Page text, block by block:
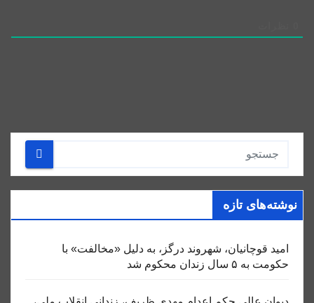
نوشته‌های تازه
امید قوچانیان، شهروند درگز، به دلیل «مخالفت» با
حکومت به ۵ سال زندان محکوم شد